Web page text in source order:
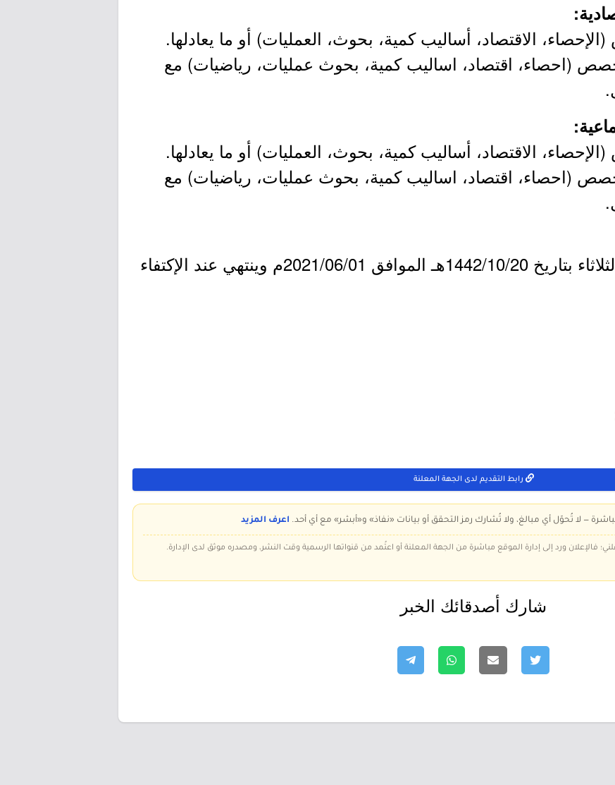
الاقتصاد، أساليب كمية، بحوث، العمليات) أو ما يعادلها.
(احصاء، اقتصاد، اساليب كمية، بحوث عمليات، رياضيات) مع
الاقتصاد، أساليب كمية، بحوث، العمليات) أو ما يعادلها.
(احصاء، اقتصاد، اساليب كمية، بحوث عمليات، رياضيات) مع
- التقديم مُتاح الآن بدأ اليوم الثلاثاء بتاريخ 1442/10/20هـ الموافق 2021/06/01م وينتهي عند الإكتفاء
رابط التقديم لدى الجهة المعلنة
— لا تُحوّل أي مبالغ، ولا تُشارك رمز التحقق أو بيانات «نفاذ» و«أبشر» مع أي أحد. اعرف المزيد
فالإعلان ورد إلى إدارة الموقع مباشرة من الجهة المعلنة أو اعتُمد من قنواتها الرسمية وقت النشر، ومصدره موثق لدى الإدارة.
شارك أصدقائك الخبر